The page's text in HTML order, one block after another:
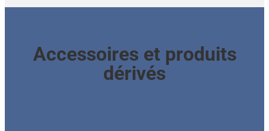
Accessoires et produits
dérivés